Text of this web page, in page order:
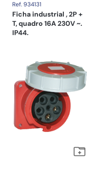
Ref. 934131
Ficha industrial , 2P +
T, quadro 16A 230V ~.
IP44.